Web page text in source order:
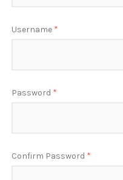
Username*
Password *
Confirm Password *